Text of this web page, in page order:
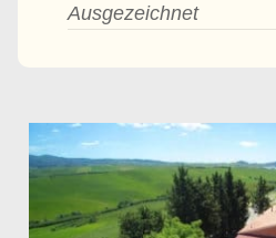
Ausgezeichnet